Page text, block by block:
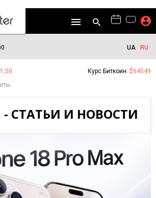
UA RU
Курс Биткоин: $64549
СТАТЬИ И НОВОСТИ